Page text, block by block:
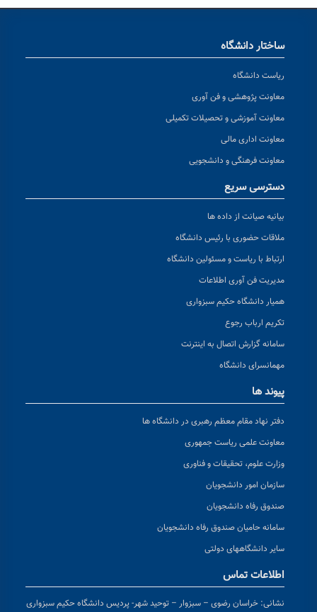
ساختار دانشگاه
ریاست دانشگاه
معاونت پژوهشی و فن آوری
معاونت آموزشی و تحصیلات تکمیلی
معاونت اداری مالی
معاونت فرهنگی و دانشجویی
دسترسی سریع
بیانیه صیانت از داده ها
ملاقات حضوری با رئیس دانشگاه
ارتباط با ریاست و مسئولین دانشگاه
مدیریت فن آوری اطلاعات
همیار دانشگاه حکیم سبزواری
تکریم ارباب رجوع
سامانه گزارش اتصال به اینترنت
مهمانسرای دانشگاه
پیوند ها
دفتر نهاد مقام معظم رهبری در دانشگاه ها
معاونت علمی ریاست جمهوری
وزارت علوم، تحقیقات و فناوری
سازمان امور دانشجویان
صندوق رفاه دانشجویان
سامانه حامیان صندوق رفاه دانشجویان
سایر دانشگاههای دولتی
اطلاعات تماس
نشانی: خراسان رضوی – سبزوار – توحید شهر- پردیس دانشگاه حکیم سبزواری